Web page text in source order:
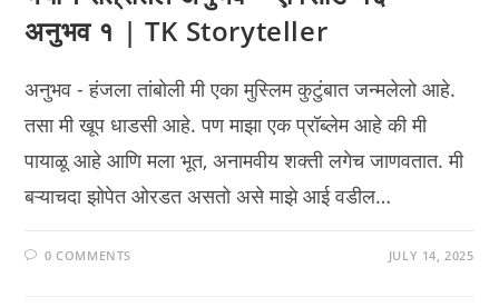
अनुभव १ | TK Storyteller
अनुभव - हंजला तांबोली मी एका मुस्लिम कुटुंबात जन्मलेलो आहे.
तसा मी खूप धाडसी आहे. पण माझा एक प्रॉब्लेम आहे की मी
पायाळू आहे आणि मला भूत, अनामवीय शक्ती लगेच जाणवतात. मी
बऱ्याचदा झोपेत ओरडत असतो असे माझे आई वडील…
0 COMMENTS JULY 14, 2025